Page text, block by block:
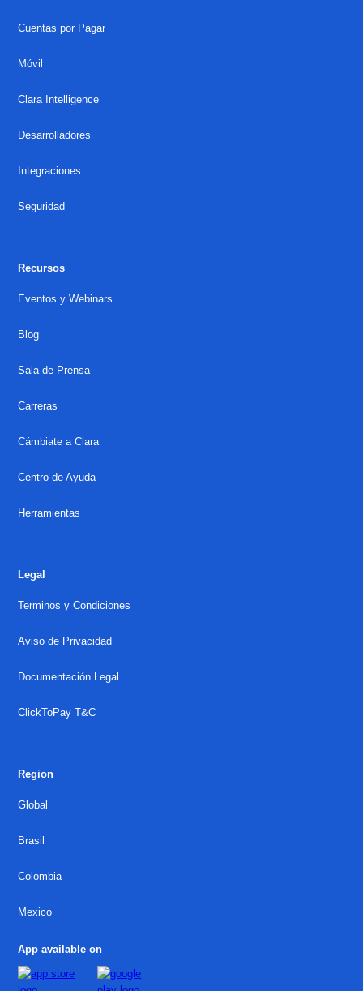
Cuentas por Pagar
Móvil
Clara Intelligence
Desarrolladores
Integraciones
Seguridad
Recursos
Eventos y Webinars
Blog
Sala de Prensa
Carreras
Cámbiate a Clara
Centro de Ayuda
Herramientas
Legal
Terminos y Condiciones
Aviso de Privacidad
Documentación Legal
ClickToPay T&C
Region
Global
Brasil
Colombia
Mexico
App available on